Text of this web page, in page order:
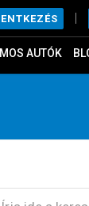
|
AUTÓK